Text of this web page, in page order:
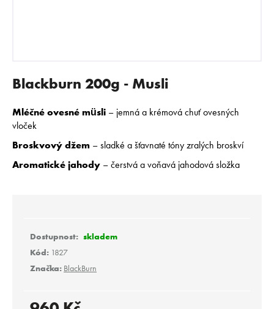
Blackburn 200g - Musli
Mléčné ovesné müsli – jemná a krémová chuť ovesných
vloček​
Broskvový džem – sladké a šťavnaté tóny zralých broskví​
Aromatické jahody – čerstvá a voňavá jahodová složka​
skladem
Kód: 1827
Značka: BlackBurn
T
HLEDAT